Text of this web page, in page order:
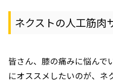
ネクストの人工筋肉
皆さん、膝の痛みに悩んで
にオススメしたいのが、ネ